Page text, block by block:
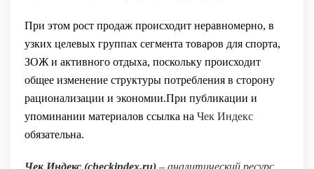
При этом рост продаж происходит неравномерно, в
узких целевых группах сегмента товаров для спорта,
ЗОЖ и активного отдыха, поскольку происходит
общее изменение структуры потребления в сторону
рационализации и экономии.При публикации и
упоминании материалов ссылка на Чек Индекс
обязательна.
Чек Индекс (checkindex.ru) – аналитический ресурс